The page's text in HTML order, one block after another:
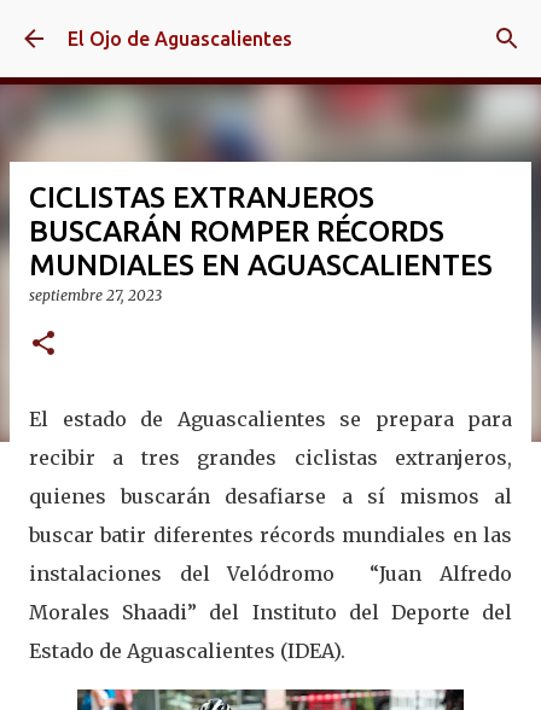
Ir al contenido principal
El Ojo de Aguascalientes
CICLISTAS EXTRANJEROS
BUSCARÁN ROMPER RÉCORDS
MUNDIALES EN AGUASCALIENTES
septiembre 27, 2023
El estado de Aguascalientes se prepara para
recibir a tres grandes ciclistas extranjeros,
quienes buscarán desafiarse a sí mismos al
buscar batir diferentes récords mundiales en las
instalaciones del Velódromo “Juan Alfredo
Morales Shaadi” del Instituto del Deporte del
Estado de Aguascalientes (IDEA).